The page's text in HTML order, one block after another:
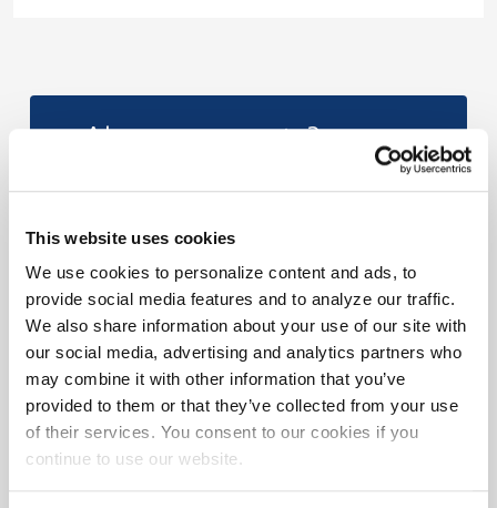
This website uses cookies
We use cookies to personalize content and ads, to
provide social media features and to analyze our traffic.
We also share information about your use of our site with
our social media, advertising and analytics partners who
may combine it with other information that you’ve
provided to them or that they’ve collected from your use
of their services. You consent to our cookies if you
continue to use our website.
¿Alguna pregunta?
Consulte nuestra página de
Ver preguntas frecuentes